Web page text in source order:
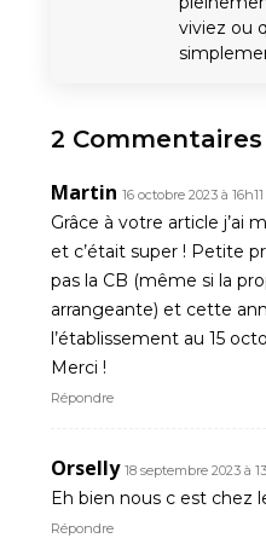
viviez ou
2 Commentaires
Martin 16 octobre 2023 à 16h11
Grâce à votre article j’ai
et c’était super ! Petite
pas la CB (même si la
arrangeante) et cette
l’établissement au 15
Merci !
Répondre
Orselly 18 septembre 2023 à
Eh bien nous c est chez
Répondre